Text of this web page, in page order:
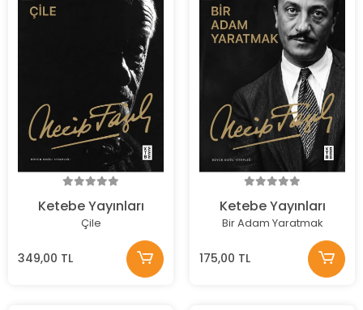
Ketebe Yayınları
Çile
349,00 TL
Ketebe Yayınları
Bir Adam Yaratmak
175,00 TL